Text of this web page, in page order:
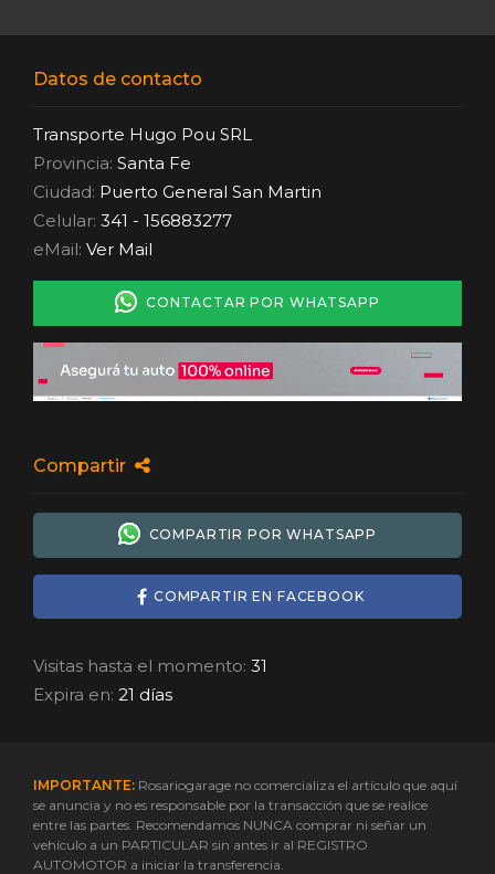
Datos de contacto
Transporte Hugo Pou SRL
Provincia: Santa Fe
Ciudad: Puerto General San Martin
Celular: 341 - 156883277
eMail: Ver Mail
CONTACTAR POR WHATSAPP
Compartir
COMPARTIR POR WHATSAPP
COMPARTIR EN FACEBOOK
Visitas hasta el momento: 31
Expira en: 21 días
IMPORTANTE: Rosariogarage no comercializa el artículo que aquí
se anuncia y no es responsable por la transacción que se realice
entre las partes. Recomendamos NUNCA comprar ni señar un
vehículo a un PARTICULAR sin antes ir al REGISTRO
AUTOMOTOR a iniciar la transferencia.